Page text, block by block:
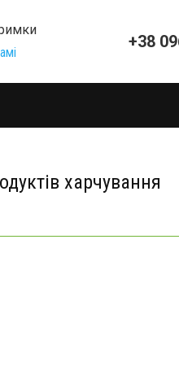
+38
харчування